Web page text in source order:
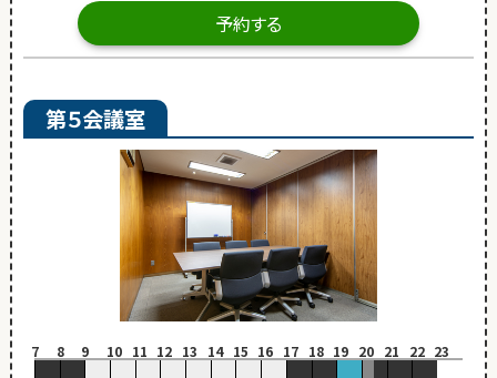
予約する
第５会議室
7 8 9 10 11 12 13 14 15 16 17 18 19 20 21 22 23